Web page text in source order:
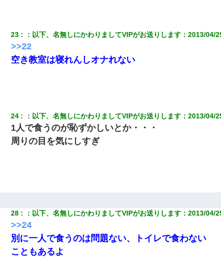
23 ： 以下、名無しにかわりましてVIPがお送りします ：2013/04/
>>22
空き教室は寝れんしオナれない
24 ： 以下、名無しにかわりましてVIPがお送りします ：2013/04/
1人で食うのが恥ずかしいとか・・・
周りの目を気にしすぎ
28 ： 以下、名無しにかわりましてVIPがお送りします ：2013/04/
>>24
別に一人で食うのは問題ない、トイレで食わない
こともあるよ